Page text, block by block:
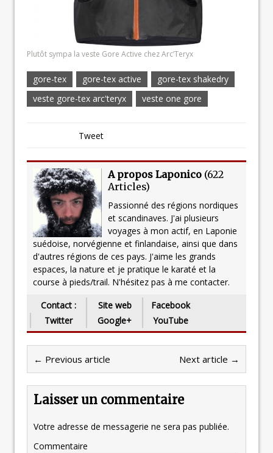
Plutôt sympa la veste Gore Active chez Arc’Teryx
gore-tex gore-tex active
gore-tex shakedry
veste gore-tex arc'teryx
veste one gore
Tweet
A propos Laponico (622
Articles)
Passionné des régions nordiques
et scandinaves. J'ai plusieurs
voyages à mon actif, en Laponie
suédoise, norvégienne et finlandaise, ainsi que dans
d'autres régions de ces pays. J'aime les grands
espaces, la nature et je pratique le karaté et la
course à pieds/trail. N'hésitez pas à me contacter.
Contact :
Site web
Facebook
Twitter
Google+ YouTube
← Previous article Next article →
Laisser un commentaire
Votre adresse de messagerie ne sera pas publiée.
Commentaire